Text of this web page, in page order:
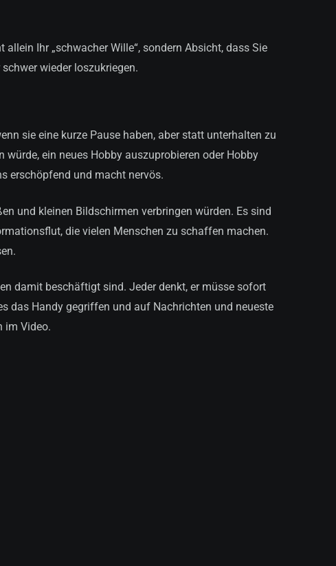
Ihr „schwacher Wille“, sondern Absicht, dass Sie
wieder loszukriegen.
sie eine kurze Pause haben, aber statt unterhalten zu
ein neues Hobby auszuprobieren oder Hobby
erschöpfend und macht nervös.
und kleinen Bildschirmen verbringen würden. Es sind
die vielen Menschen zu schaffen machen.
damit beschäftigt sind. Jeder denkt, er müsse sofort
das Handy gegriffen und auf Nachrichten und neueste
im Video.